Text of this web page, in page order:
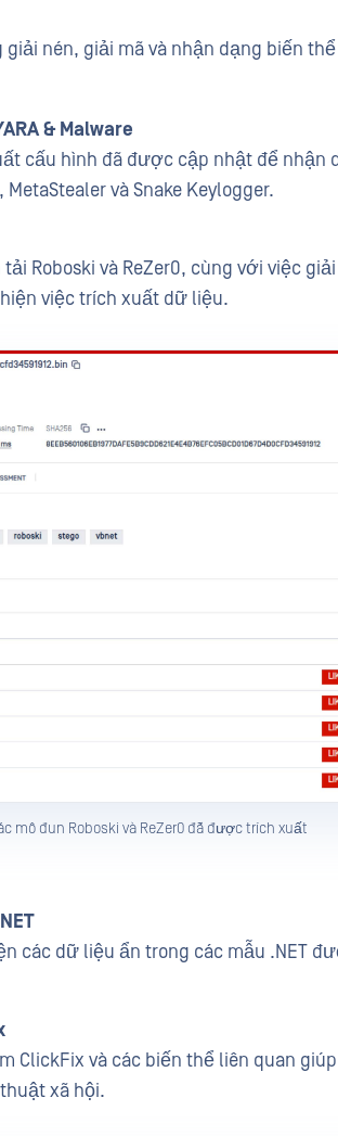
nén, giải mã và nhận dạng biến
& Malware
cấu hình đã được cập nhật để nhận
và Snake Keylogger.
Roboski và ReZer0, cùng với việc
việc trích xuất dữ liệu.
mô đun Roboski và ReZer0 đã được trích xuất
các dữ liệu ẩn trong các mẫu .NET
ClickFix và các biến thể liên quan
xã hội.